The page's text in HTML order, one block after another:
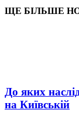
ЩЕ БІЛЬШЕ
До яких
на Київській